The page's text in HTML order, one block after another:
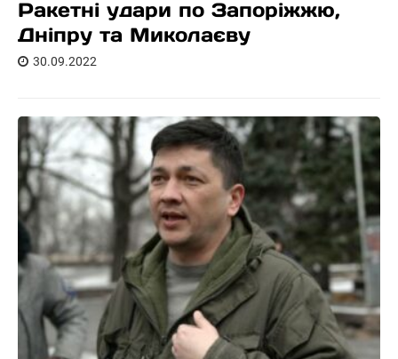
Ракетні удари по Запоріжжю,
Дніпру та Миколаєву
30.09.2022